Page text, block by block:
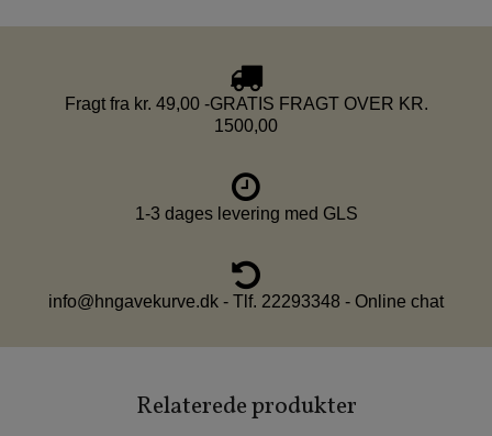
Fragt fra kr. 49,00 -GRATIS FRAGT OVER KR.
1500,00
1-3 dages levering med GLS
info@hngavekurve.dk - Tlf. 22293348 - Online chat
Relaterede produkter